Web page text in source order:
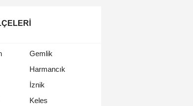
Gemlik
Harmancık
İznik
Keles